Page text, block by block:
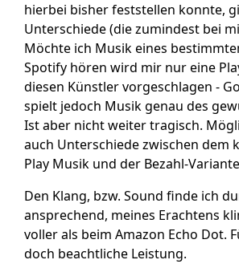
hierbei bisher feststellen konnte,
Unterschiede (die zumindest bei
Möchte ich Musik eines
Spotify hören wird mir nur eine
diesen Künstler vorgeschlagen -
spielt jedoch Musik genau des
Ist aber nicht weiter tragisch.
auch Unterschiede zwischen dem
Play Musik und der Bezahl-
Den Klang, bzw. Sound finde ich
ansprechend, meines Erachtens
voller als beim Amazon Echo Dot.
doch beachtliche Leistung.